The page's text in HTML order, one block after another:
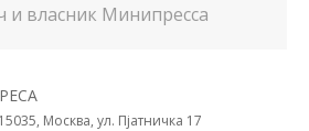
и власник Минипресса
Москва, ул. Пјатничка 17